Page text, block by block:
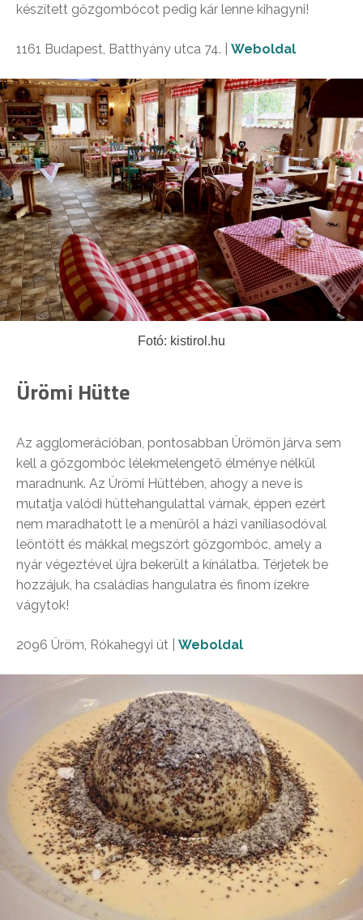
készített gőzgombócot pedig kár lenne kihagyni!
1161 Budapest, Batthyány utca 74. | Weboldal
Fotó: kistirol.hu
Ürömi Hütte
Az agglomerációban, pontosabban Ürömön járva sem
kell a gőzgombóc lélekmelengető élménye nélkül
maradnunk. Az Ürömi Hüttében, ahogy a neve is
mutatja valódi hüttehangulattal várnak, éppen ezért
nem maradhatott le a menüről a házi vaníliasodóval
leöntött és mákkal megszórt gőzgombóc, amely a
nyár végeztével újra bekerült a kínálatba. Térjetek be
hozzájuk, ha családias hangulatra és finom ízekre
vágytok!
2096 Üröm, Rókahegyi út | Weboldal